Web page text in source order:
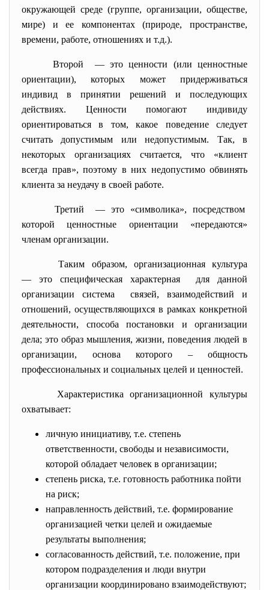
окружающей среде (группе, организации, обществе,
мире) и ее компонентах (природе, пространстве,
времени, работе, отношениях и т.д.).
Второй — это ценности (или ценностные
ориентации), которых может придерживаться
индивид в принятии решений и последующих
действиях. Ценности помогают индивиду
ориентироваться в том, какое поведение следует
считать допустимым или недопустимым. Так, в
некоторых организациях считается, что «клиент
всегда прав», поэтому в них недопустимо обвинять
клиента за неудачу в своей работе.
Третий — это «символика», посредством
которой ценностные ориентации «передаются»
членам организации.
Таким образом, организационная культура
— это специфическая характерная для данной
организации система связей, взаимодействий и
отношений, осуществляющихся в рамках конкретной
деятельности, способа постановки и организации
дела; это образ мышления, жизни, поведения людей в
организации, основа которого – общность
профессиональных и социальных целей и ценностей.
Характеристика организационной культуры
охватывает:
личную инициативу, т.е. степень
ответственности, свободы и независимости,
которой обладает человек в организации;
степень риска, т.е. готовность работника пойти
на риск;
направленность действий, т.е. формирование
организацией четки целей и ожидаемые
результаты выполнения;
согласованность действий, т.е. положение, при
котором подразделения и люди внутри
организации координировано взаимодействуют;